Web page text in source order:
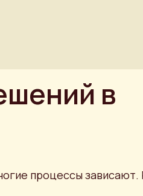
в
процессы